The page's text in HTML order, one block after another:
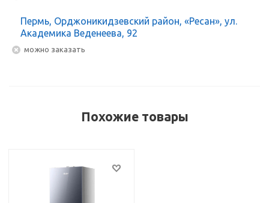
Пермь, Орджоникидзевский район, «Ресан», ул.
Академика Веденеева, 92
Можно заказать
Похожие товары